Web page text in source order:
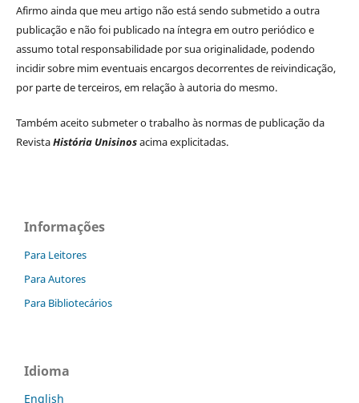
Afirmo ainda que meu artigo não está sendo submetido a outra
publicação e não foi publicado na íntegra em outro periódico e
assumo total responsabilidade por sua originalidade, podendo
incidir sobre mim eventuais encargos decorrentes de reivindicação,
por parte de terceiros, em relação à autoria do mesmo.
Também aceito submeter o trabalho às normas de publicação da
RevistaHistória Unisinosacima explicitadas.
Informações
Para Leitores
Para Autores
Para Bibliotecários
Idioma
English